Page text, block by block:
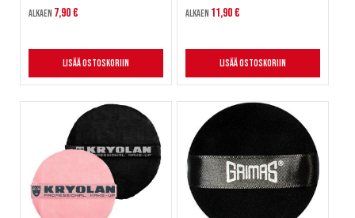
Alkaen 7,90 €
Lisää ostoskoriin
Alkaen 11,90 €
Lisää ostoskoriin